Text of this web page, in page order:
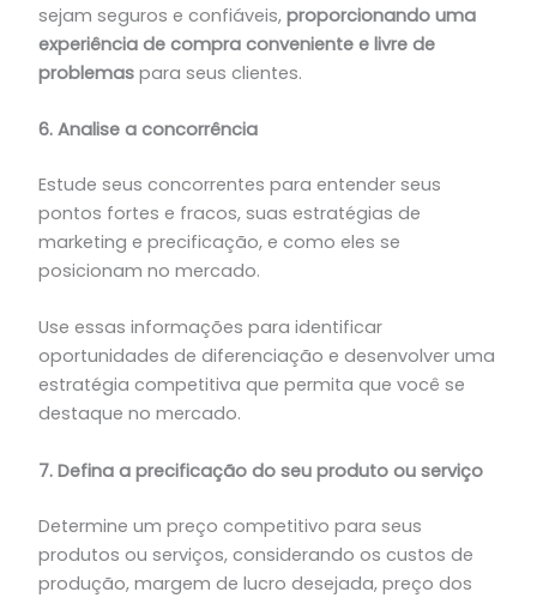
sejam seguros e confiáveis, proporcionando uma
experiência de compra conveniente e livre de
problemaspara seus clientes.
6. Analise a concorrência
Estude seus concorrentes para entender seus
pontos fortes e fracos, suas estratégias de
marketing e precificação, e como eles se
posicionam no mercado.
Use essas informações para identificar
oportunidades de diferenciação e desenvolver uma
estratégia competitiva que permita que você se
destaque no mercado.
7. Defina a precificação do seu produto ou serviço
Determine um preço competitivo para seus
produtos ou serviços, considerando os custos de
produção, margem de lucro desejada, preço dos